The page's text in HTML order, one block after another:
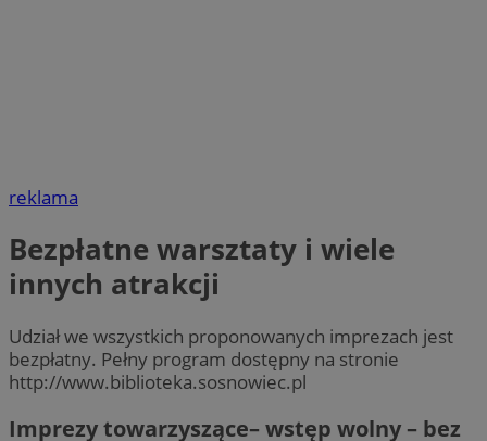
reklama
Bezpłatne warsztaty i wiele
innych atrakcji
Udział we wszystkich proponowanych imprezach jest
bezpłatny. Pełny program dostępny na stronie
http://www.biblioteka.sosnowiec.pl
Imprezy towarzyszące– wstęp wolny – bez